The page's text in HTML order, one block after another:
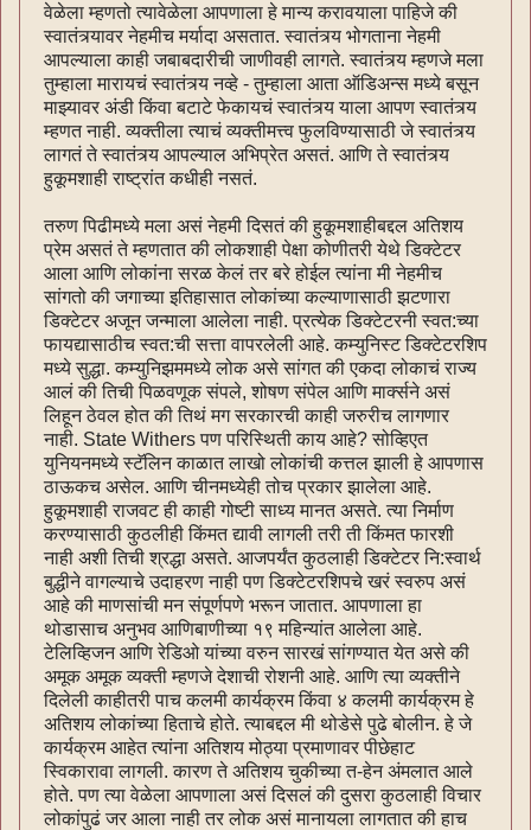
वेळेला म्हणतो त्यावेळेला आपणाला हे मान्य करावयाला पाहिजे की
स्वातंत्र्यावर नेहमीच मर्यादा असतात. स्वातंत्र्य भोगताना नेहमी
आपल्याला काही जबाबदारीची जाणीवही लागते. स्वातंत्र्य म्हणजे मला
तुम्हाला मारायचं स्वातंत्र्य नव्हे - तुम्हाला आता ऑडिअन्स मध्ये बसून
माझ्यावर अंडी किंवा बटाटे फेकायचं स्वातंत्र्य याला आपण स्वातंत्र्य
म्हणत नाही. व्यक्तीला त्याचं व्यक्तीमत्त्व फुलविण्यासाठी जे स्वातंत्र्य
लागतं ते स्वातंत्र्य आपल्याल अभिप्रेत असतं. आणि ते स्वातंत्र्य
हुकूमशाही राष्ट्रांत कधीही नसतं.
तरुण पिढीमध्ये मला असं नेहमी दिसतं की हुकूमशाहीबद्दल अतिशय
प्रेम असतं ते म्हणतात की लोकशाही पेक्षा कोणीतरी येथे डिक्टेटर
आला आणि लोकांना सरळ केलं तर बरे होईल त्यांना मी नेहमीच
सांगतो की जगाच्या इतिहासात लोकांच्या कल्याणासाठी झटणारा
डिक्टेटर अजून जन्माला आलेला नाही. प्रत्येक डिक्टेटरनी स्वत:च्या
फायद्यासाठीच स्वत:ची सत्ता वापरलेली आहे. कम्युनिस्ट डिक्टेटरशिप
मध्ये सुद्धा. कम्युनिझममध्ये लोक असे सांगत की एकदा लोकाचं राज्य
आलं की तिची पिळवणूक संपले, शोषण संपेल आणि मार्क्सने असं
लिहून ठेवल होत की तिथं मग सरकारची काही जरुरीच लागणार
नाही. State Withers पण परिस्थिती काय आहे? सोव्हिएत
युनियनमध्ये स्टॅलिन काळात लाखो लोकांची कत्तल झाली हे आपणास
ठाऊकच असेल. आणि चीनमध्येही तोच प्रकार झालेला आहे.
हुकूमशाही राजवट ही काही गोष्टी साध्य मानत असते. त्या निर्माण
करण्यासाठी कुठलीही किंमत द्यावी लागली तरी ती किंमत फारशी
नाही अशी तिची श्रद्धा असते. आजपर्यंत कुठलाही डिक्टेटर नि:स्वार्थ
बुद्धीने वागल्याचे उदाहरण नाही पण डिक्टेटरशिपचे खरं स्वरुप असं
आहे की माणसांची मन संपूर्णपणे भरून जातात. आपणाला हा
थोडासाच अनुभव आणिबाणीच्या १९ महिन्यांत आलेला आहे.
टेलिव्हिजन आणि रेडिओ यांच्या वरुन सारखं सांगण्यात येत असे की
अमूक अमूक व्यक्ती म्हणजे देशाची रोशनी आहे. आणि त्या व्यक्तीने
दिलेली काहीतरी पाच कलमी कार्यक्रम किंवा ४ कलमी कार्यक्रम हे
अतिशय लोकांच्या हिताचे होते. त्याबद्दल मी थोडेसे पुढे बोलीन. हे जे
कार्यक्रम आहेत त्यांना अतिशय मोठ्या प्रमाणावर पीछेहाट
स्विकारावा लागली. कारण ते अतिशय चुकीच्या त-हेन अंमलात आले
होते. पण त्या वेळेला आपणाला असं दिसलं की दुसरा कुठलाही विचार
लोकांपुढं जर आला नाही तर लोक असं मानायला लागतात की हाच